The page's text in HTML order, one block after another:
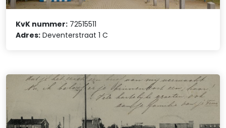
KvK nummer: 72515511
Adres: Deventerstraat 1 C